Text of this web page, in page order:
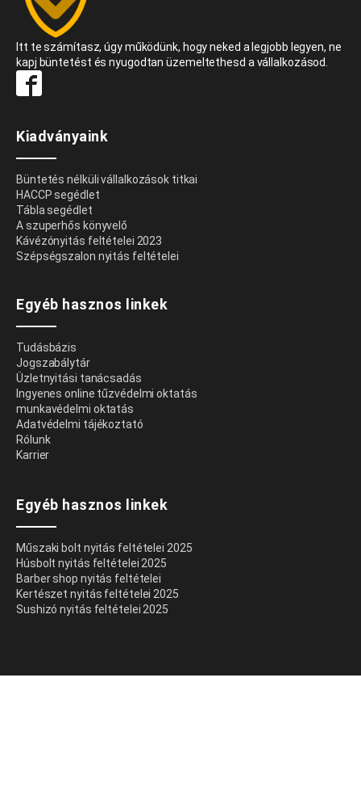
Itt te számítasz, úgy működünk, hogy neked a legjobb legyen, ne
kapj büntetést és nyugodtan üzemeltethesd a vállalkozásod.
Kiadványaink
Büntetés nélküli vállalkozások titkai
HACCP segédlet
Tábla segédlet
A szuperhős könyvelő
Kávézónyitás feltételei 2023
Szépségszalon nyitás feltételei
Egyéb hasznos linkek
Tudásbázis
Jogszabálytár
Üzletnyitási tanácsadás
Ingyenes online tűzvédelmi oktatás
munkavédelmi oktatás
Adatvédelmi tájékoztató
Rólunk
Karrier
Egyéb hasznos linkek
Műszaki bolt nyitás feltételei 2025
Húsbolt nyitás feltételei 2025
Barber shop nyitás feltételei
Kertészet nyitás feltételei 2025
Sushizó nyitás feltételei 2025